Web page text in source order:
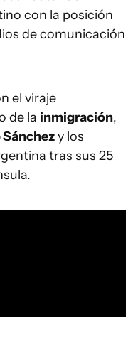
con la posición
de comunicación
el viraje
de la inmigración,
Sánchezy los
tras sus 25